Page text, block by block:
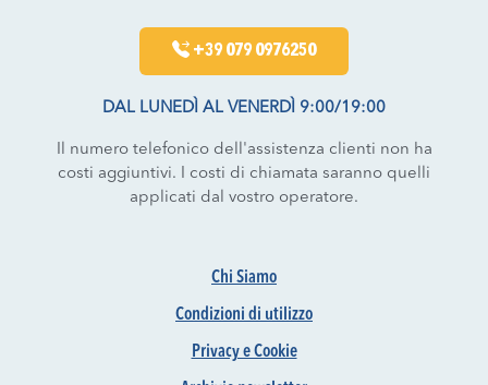
+39 079 0976250
DAL LUNEDÌ AL VENERDÌ 9:00/19:00
Il numero telefonico dell'assistenza clienti non ha
costi aggiuntivi. I costi di chiamata saranno quelli
applicati dal vostro operatore.
Chi Siamo
Condizioni di utilizzo
Privacy e Cookie